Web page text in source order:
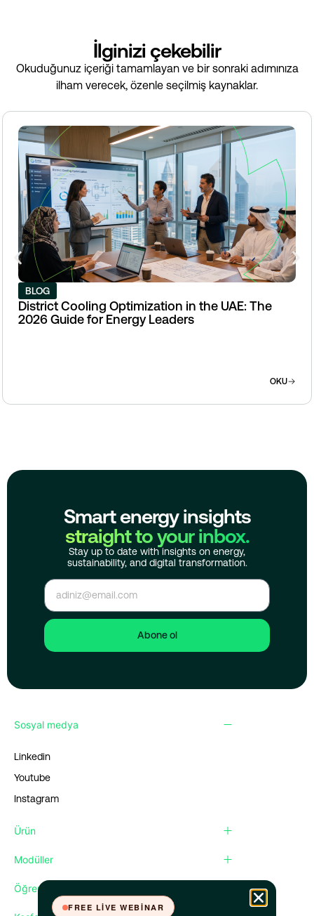
İlginizi çekebilir
Okuduğunuz içeriği tamamlayan ve bir sonraki adımınıza
ilham verecek, özenle seçilmiş kaynaklar.
BLOG
District Cooling Optimization in the UAE: The
2026 Guide for Energy Leaders
OKU
Smart energy insights
straight to your inbox.
Stay up to date with insights on energy,
sustainability, and digital transformation.
Abone ol
Sosyal medya
Linkedin
Youtube
Instagram
Ürün
Modüller
Öğren
FREE LIVE WEBINAR